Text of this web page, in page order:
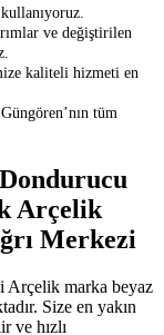
ve değiştirilen
kaliteli hizmeti en
tüm
Arçelik
Merkezi
Arçelik marka beyaz
Size en yakın
ve hızlı